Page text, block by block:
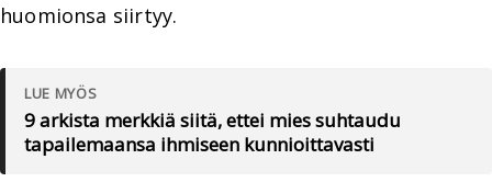
huomionsa siirtyy.
LUE MYÖS
9 arkista merkkiä siitä, ettei mies suhtaudu
tapailemaansa ihmiseen kunnioittavasti